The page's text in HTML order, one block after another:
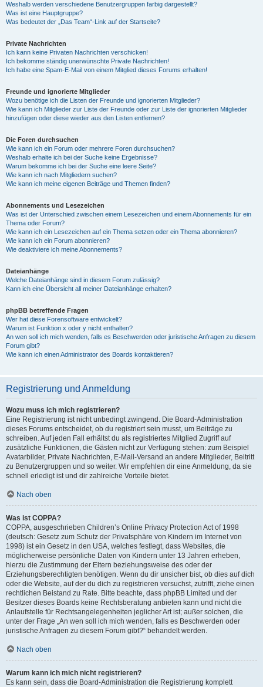
Weshalb werden verschiedene Benutzergruppen farbig dargestellt?
Was ist eine Hauptgruppe?
Was bedeutet der „Das Team“-Link auf der Startseite?
Private Nachrichten
Ich kann keine Privaten Nachrichten verschicken!
Ich bekomme ständig unerwünschte Private Nachrichten!
Ich habe eine Spam-E-Mail von einem Mitglied dieses Forums erhalten!
Freunde und ignorierte Mitglieder
Wozu benötige ich die Listen der Freunde und ignorierten Mitglieder?
Wie kann ich Mitglieder zur Liste der Freunde oder zur Liste der ignorierten Mitglieder
hinzufügen oder diese wieder aus den Listen entfernen?
Die Foren durchsuchen
Wie kann ich ein Forum oder mehrere Foren durchsuchen?
Weshalb erhalte ich bei der Suche keine Ergebnisse?
Warum bekomme ich bei der Suche eine leere Seite?
Wie kann ich nach Mitgliedern suchen?
Wie kann ich meine eigenen Beiträge und Themen finden?
Abonnements und Lesezeichen
Was ist der Unterschied zwischen einem Lesezeichen und einem Abonnements für ein
Thema oder Forum?
Wie kann ich ein Lesezeichen auf ein Thema setzen oder ein Thema abonnieren?
Wie kann ich ein Forum abonnieren?
Wie deaktiviere ich meine Abonnements?
Dateianhänge
Welche Dateianhänge sind in diesem Forum zulässig?
Kann ich eine Übersicht all meiner Dateianhänge erhalten?
phpBB betreffende Fragen
Wer hat diese Forensoftware entwickelt?
Warum ist Funktion x oder y nicht enthalten?
An wen soll ich mich wenden, falls es Beschwerden oder juristische Anfragen zu diesem
Forum gibt?
Wie kann ich einen Administrator des Boards kontaktieren?
Registrierung und Anmeldung
Wozu muss ich mich registrieren?
Eine Registrierung ist nicht unbedingt zwingend. Die Board-Administration
dieses Forums entscheidet, ob du registriert sein musst, um Beiträge zu
schreiben. Auf jeden Fall erhältst du als registriertes Mitglied Zugriff auf
zusätzliche Funktionen, die Gästen nicht zur Verfügung stehen: zum Beispiel
Avatarbilder, Private Nachrichten, E-Mail-Versand an andere Mitglieder, Beitritt
zu Benutzergruppen und so weiter. Wir empfehlen dir eine Anmeldung, da sie
schnell erledigt ist und dir zahlreiche Vorteile bietet.
Nach oben
Was ist COPPA?
COPPA, ausgeschrieben Children’s Online Privacy Protection Act of 1998
(deutsch: Gesetz zum Schutz der Privatsphäre von Kindern im Internet von
1998) ist ein Gesetz in den USA, welches festlegt, dass Websites, die
möglicherweise persönliche Daten von Kindern unter 13 Jahren erheben,
hierzu die Zustimmung der Eltern beziehungsweise des oder der
Erziehungsberechtigten benötigen. Wenn du dir unsicher bist, ob dies auf dich
oder die Website, auf der du dich zu registrieren versuchst, zutrifft, ziehe einen
rechtlichen Beistand zu Rate. Bitte beachte, dass phpBB Limited und der
Besitzer dieses Boards keine Rechtsberatung anbieten kann und nicht die
Anlaufstelle für Rechtsangelegenheiten jeglicher Art ist; außer solchen, die
unter der Frage „An wen soll ich mich wenden, falls es Beschwerden oder
juristische Anfragen zu diesem Forum gibt?“ behandelt werden.
Nach oben
Warum kann ich mich nicht registrieren?
Es kann sein, dass die Board-Administration die Registrierung komplett